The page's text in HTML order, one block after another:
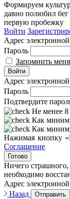
Формируем
давно полюбил
первую пробежку
Войти
Адрес
Пароль
Запомнить меня
Войти
Адрес
Пароль
Подтвердите
Не менее
Как
Как
Нажимая кнопку
Соглашение
Готово
Ничего страшного,
необходимо
Адрес
Назад
Отправить